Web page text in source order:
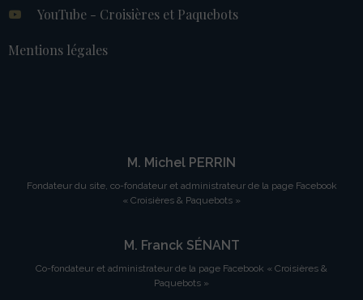
YouTube - Croisières et Paquebots
Mentions légales
M. Michel PERRIN
Fondateur du site, co-fondateur et administrateur de la page Facebook
« Croisières & Paquebots »
M. Franck SÉNANT
Co-fondateur et administrateur de la page Facebook « Croisières &
Paquebots »